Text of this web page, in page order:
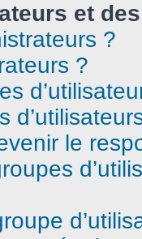
et
?
?
le